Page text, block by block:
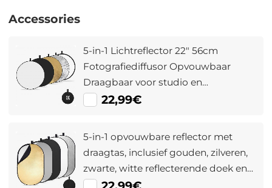
Accessories
5-in-1 Lichtreflector 22" 56cm
Fotografiediffusor Opvouwbaar
Draagbaar voor studio en
Buitenverlichting Goud Zilver Wit
22,99€
5-in-1 opvouwbare reflector met
draagtas, inclusief gouden, zilveren,
zwarte, witte reflecterende doek en
doorschijnende diffusordoek 24"x36"